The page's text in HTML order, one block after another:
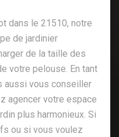
dans le 21510, notre
de jardinier
de la taille des
votre pelouse. En tant
aussi vous conseiller
agencer votre espace
plus harmonieux. Si
ou si vous voulez